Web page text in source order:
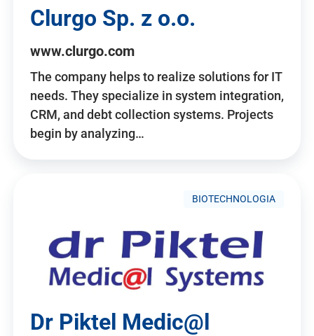
Clurgo Sp. z o.o.
www.clurgo.com
The company helps to realize solutions for IT
needs. They specialize in system integration,
CRM, and debt collection systems. Projects
begin by analyzing…
BIOTECHNOLOGIA
Dr Piktel Medic@l